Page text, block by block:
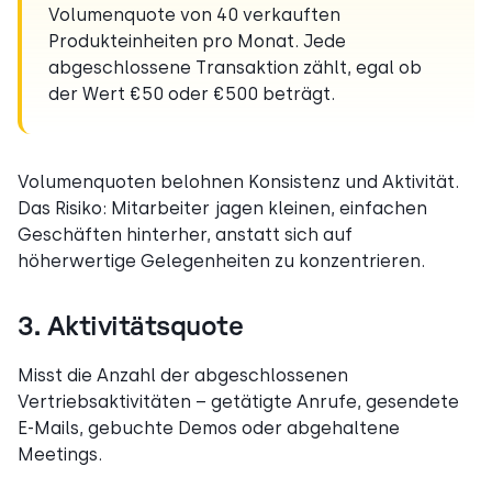
Volumenquote von 40 verkauften
Produkteinheiten pro Monat. Jede
abgeschlossene Transaktion zählt, egal ob
der Wert €50 oder €500 beträgt.
Volumenquoten belohnen Konsistenz und Aktivität.
Das Risiko: Mitarbeiter jagen kleinen, einfachen
Geschäften hinterher, anstatt sich auf
höherwertige Gelegenheiten zu konzentrieren.
3. Aktivitätsquote
Misst die Anzahl der abgeschlossenen
Vertriebsaktivitäten – getätigte Anrufe, gesendete
E-Mails, gebuchte Demos oder abgehaltene
Meetings.